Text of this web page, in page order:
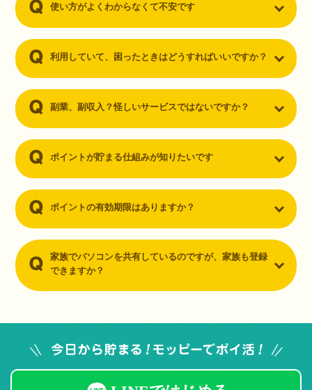
使い方がよくわからなくて不安です
利用していて、困ったときはどうすればいいですか？
副業、副収入？怪しいサービスではないですか？
ポイントが貯まる仕組みが知りたいです
ポイントの有効期限はありますか？
家族でパソコンを共有しているのですが、家族も登録
できますか？